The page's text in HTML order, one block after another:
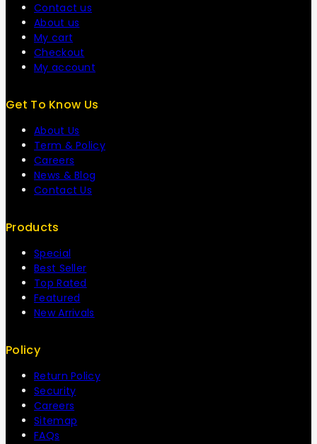
Contact us
About us
My cart
Checkout
My account
Get To Know Us
About Us
Term & Policy
Careers
News & Blog
Contact Us
Products
Special
Best Seller
Top Rated
Featured
New Arrivals
Policy
Return Policy
Security
Careers
Sitemap
FAQs